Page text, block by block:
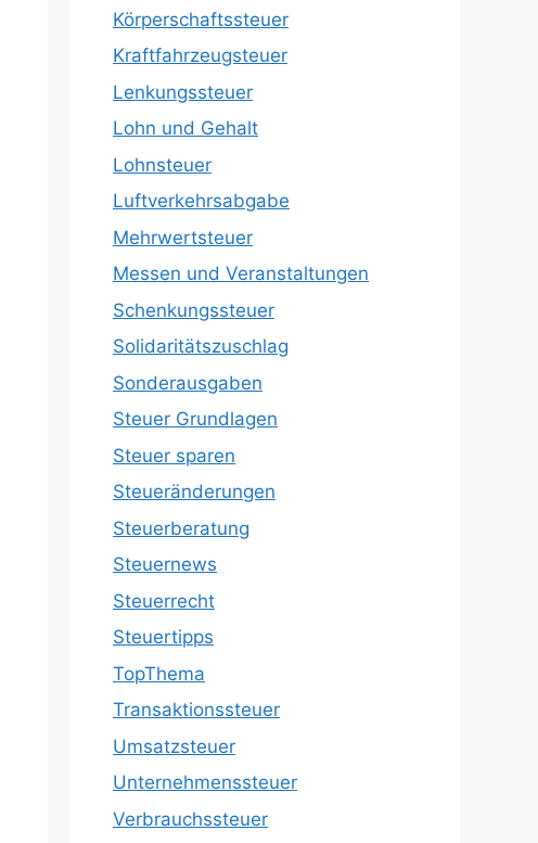
Körperschaftssteuer
Kraftfahrzeugsteuer
Lenkungssteuer
Lohn und Gehalt
Lohnsteuer
Luftverkehrsabgabe
Mehrwertsteuer
Messen und Veranstaltungen
Schenkungssteuer
Solidaritätszuschlag
Sonderausgaben
Steuer Grundlagen
Steuer sparen
Steueränderungen
Steuerberatung
Steuernews
Steuerrecht
Steuertipps
TopThema
Transaktionssteuer
Umsatzsteuer
Unternehmenssteuer
Verbrauchssteuer